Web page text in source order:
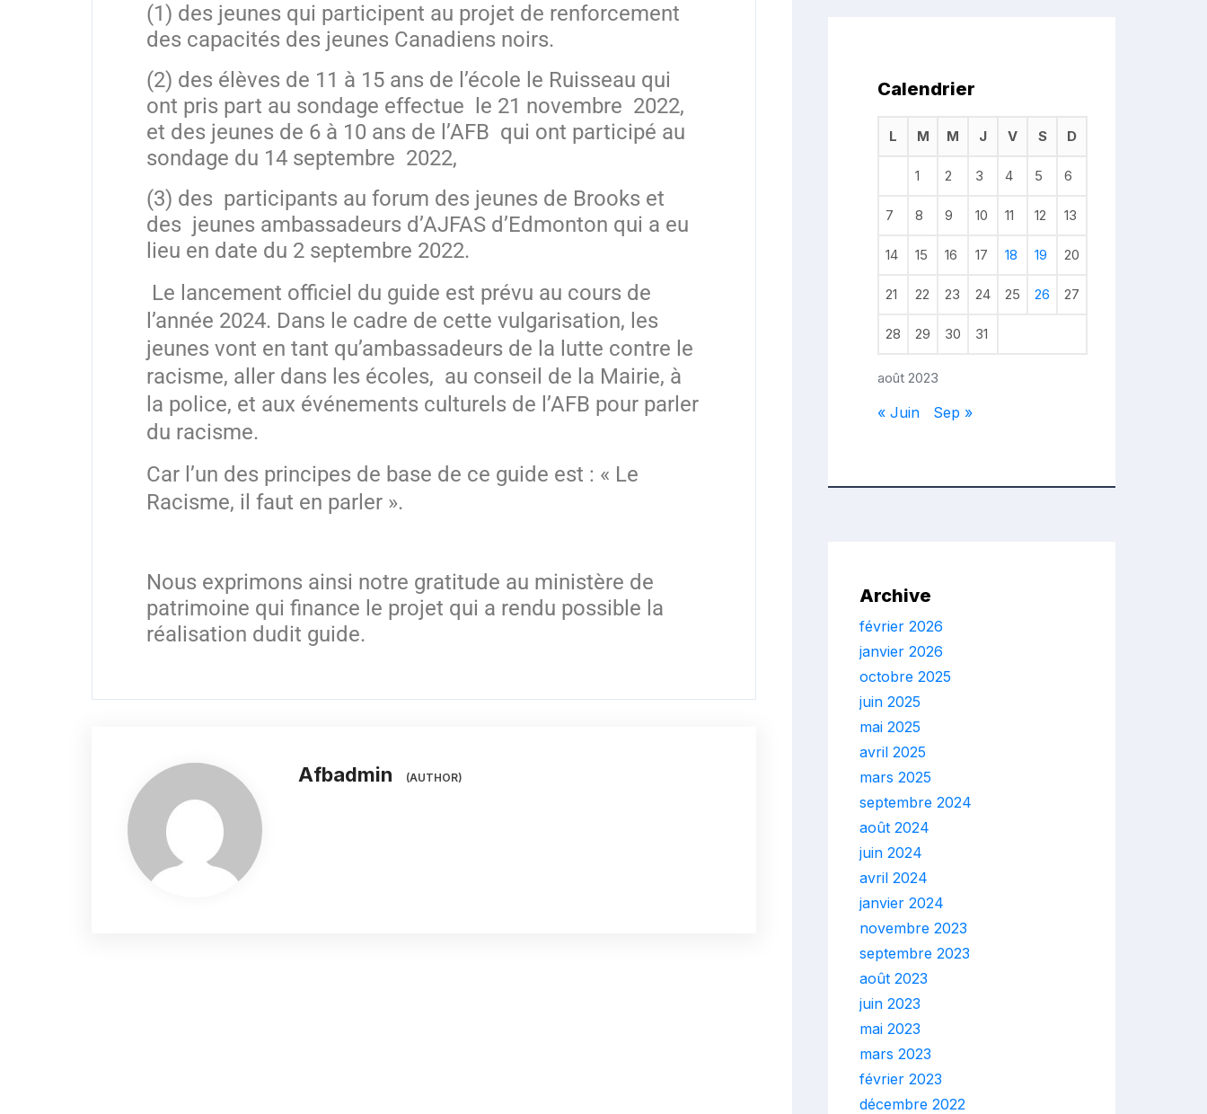
(1) des jeunes qui participent au projet de renforcement
des capacités des jeunes Canadiens noirs.
(2) des élèves de 11 à 15 ans de l’école le Ruisseau qui
ont pris part au sondage effectue le 21 novembre 2022,
et des jeunes de 6 à 10 ans de l’AFB qui ont participé au
sondage du 14 septembre 2022,
(3) des participants au forum des jeunes de Brooks et
des jeunes ambassadeurs d’AJFAS d’Edmonton qui a eu
lieu en date du 2 septembre 2022.
Le lancement officiel du guide est prévu au cours de
l’année 2024. Dans le cadre de cette vulgarisation, les
jeunes vont en tant qu’ambassadeurs de la lutte contre le
racisme, aller dans les écoles, au conseil de la Mairie, à
la police, et aux événements culturels de l’AFB pour parler
du racisme.
Car l’un des principes de base de ce guide est : « Le
Racisme, il faut en parler ».
Nous exprimons ainsi notre gratitude au ministère de
patrimoine qui finance le projet qui a rendu possible la
réalisation dudit guide.
Afbadmin (AUTHOR)
Calendrier
août 2023
L M M J V S D
1 2 3 4 5 6
7 8 9 10 11 12 13
14 15 16 17 18 19 20
21 22 23 24 25 26 27
28 29 30 31
« Juin Sep »
Archive
février 2026
janvier 2026
octobre 2025
juin 2025
mai 2025
avril 2025
mars 2025
septembre 2024
août 2024
juin 2024
avril 2024
janvier 2024
novembre 2023
septembre 2023
août 2023
juin 2023
mai 2023
mars 2023
février 2023
décembre 2022